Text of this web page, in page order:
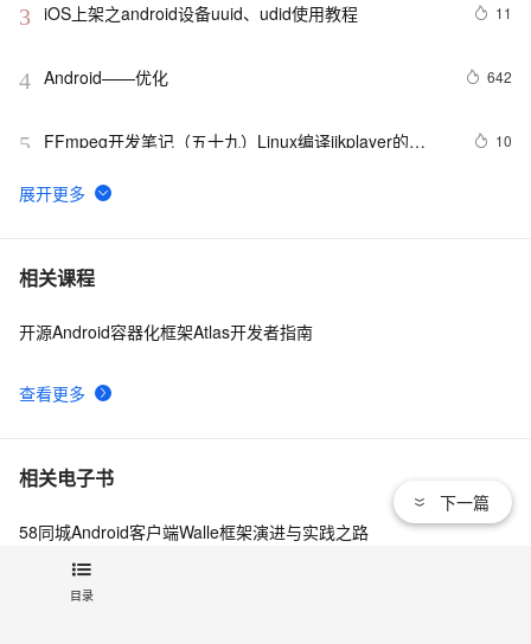
目录
3 iOS上架之android设备uuid、udid使用教程 11
4 Android——优化 642
5
FFmpeg开发笔记（五十九）Linux编译ijkplayer的
10
6 申请google android map api key
7 Android第二十期 - 微信的主体构架
8 Android布局变化时动画效果的现实(一)
9 Android显示GIF动画完整示例(一)
10
相关课程
查看更多
开源Android容器化框架Atlas开发者指南
相关电子书
58同城Android客户端Walle框架演进与实践之路
Android组件化实现
下一篇